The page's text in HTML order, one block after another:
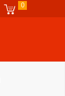
0